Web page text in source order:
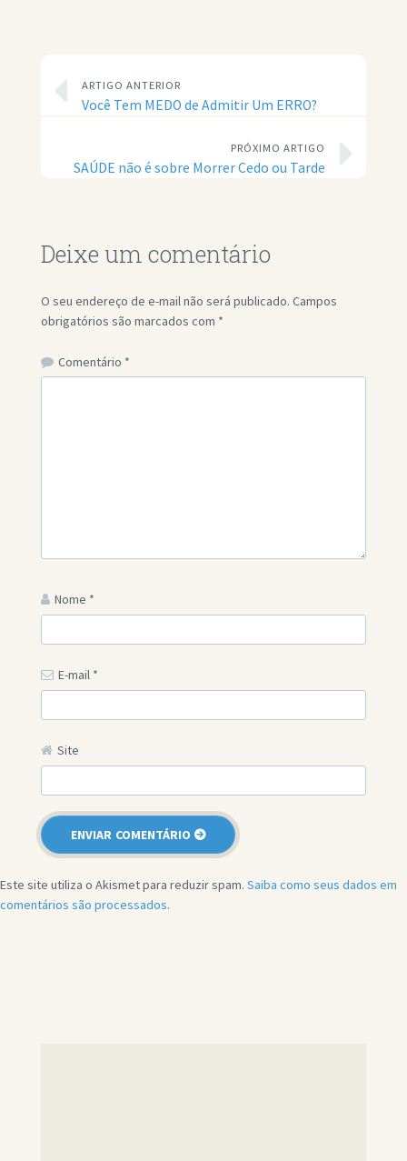
ARTIGO ANTERIOR
Você Tem MEDO de Admitir Um ERRO?
PRÓXIMO ARTIGO
SAÚDE não é sobre Morrer Cedo ou Tarde
Deixe um comentário
O seu endereço de e-mail não será publicado. Campos
obrigatórios são marcados com *
Comentário *
Nome *
E-mail *
Site
Este site utiliza o Akismet para reduzir spam. Saiba como seus dados em
comentários são processados.